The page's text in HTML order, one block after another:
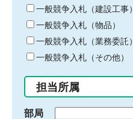
キ
ー
ワ
ー
ド
入
力
一般競争入札（建設工事）
一般競争入札（物品）
一般競争入札（業務委託）
一般競争入札（その他）
担当所属
部局